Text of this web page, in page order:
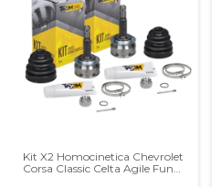
Kit X2 Homocinetica Chevrolet
Corsa Classic Celta Agile Fun